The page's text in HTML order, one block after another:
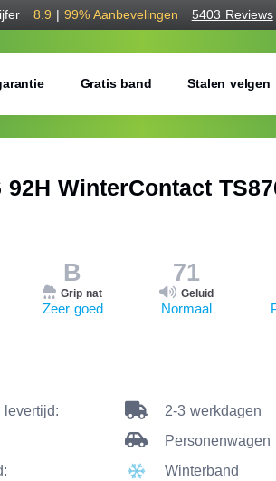
8.9 | 99% Aanbevelingen 5403 Reviews
Gratis band Stalen velgen
92H WinterContact
B
Grip nat
Zeer goed
71
Geluid
Normaal
levertijd:
2-3 werkdagen
Personenwagen
Winterband